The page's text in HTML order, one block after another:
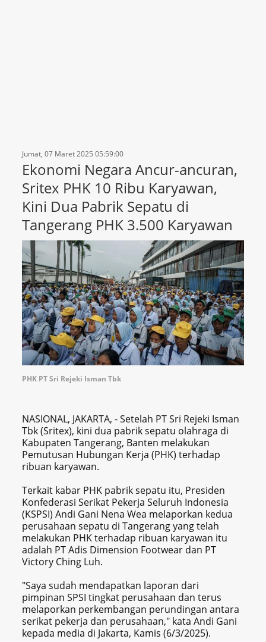
Jumat, 07 Maret 2025 05:59:00
Ekonomi Negara Ancur-ancuran,
Sritex PHK 10 Ribu Karyawan,
Kini Dua Pabrik Sepatu di
Tangerang PHK 3.500 Karyawan
PHK PT Sri Rejeki Isman Tbk
NASIONAL, JAKARTA, - Setelah PT Sri Rejeki Isman
Tbk (Sritex), kini dua pabrik sepatu olahraga di
Kabupaten Tangerang, Banten melakukan
Pemutusan Hubungan Kerja (PHK) terhadap
ribuan karyawan.
Terkait kabar PHK pabrik sepatu itu, Presiden
Konfederasi Serikat Pekerja Seluruh Indonesia
(KSPSI) Andi Gani Nena Wea melaporkan kedua
perusahaan sepatu di Tangerang yang telah
melakukan PHK terhadap ribuan karyawan itu
adalah PT Adis Dimension Footwear dan PT
Victory Ching Luh.
"Saya sudah mendapatkan laporan dari
pimpinan SPSI tingkat perusahaan dan terus
melaporkan perkembangan perundingan antara
serikat pekerja dan perusahaan," kata Andi Gani
kepada media di Jakarta, Kamis (6/3/2025).